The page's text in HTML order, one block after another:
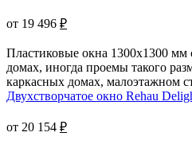
от 19 496 ₽
Пластиковые окна 1300x1300 мм
домах, иногда проемы такого
каркасных домах, малоэтажном
Двухстворчатое окно Rehau
от 20 154 ₽